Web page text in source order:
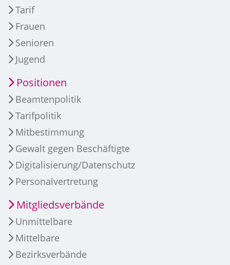
Tarif
Frauen
Senioren
Jugend
Positionen
Beamtenpolitik
Tarifpolitik
Mitbestimmung
Gewalt gegen Beschäftigte
Digitalisierung/Datenschutz
Personalvertretung
Mitgliedsverbände
Unmittelbare
Mittelbare
Bezirksverbände